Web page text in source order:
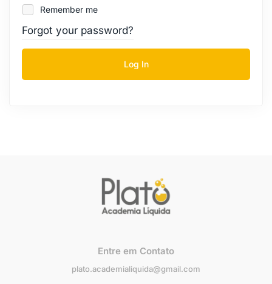
Remember me
Forgot your password?
Log In
Entre em Contato
plato.academialiquida@gmail.com